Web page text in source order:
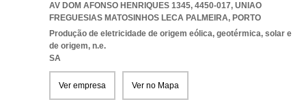
AV DOM AFONSO HENRIQUES 1345, 4450-017, UNIAO
FREGUESIAS MATOSINHOS LECA PALMEIRA, PORTO
Produção de eletricidade de origem eólica, geotérmica, solar e
de origem, n.e.
SA
Ver empresa Ver no Mapa